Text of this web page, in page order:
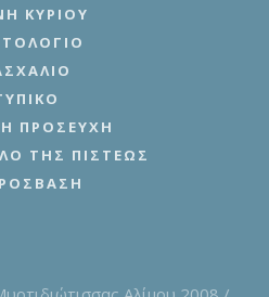
ΚΥΡΊΟΥ
ΠΡΟΣΕΥΧΉ
ΤΗΣ ΠΊΣΤΕΩΣ